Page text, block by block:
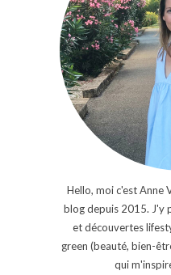
Hello, moi c'est Anne
blog depuis 2015. J'y
et découvertes
green (beauté, bien-
qui